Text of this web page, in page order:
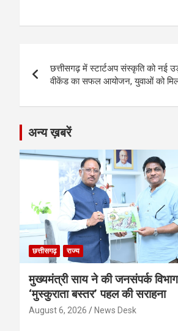
ce
o
o
k
se
g
er
at
A
p
p
e
a
m
navigation
छत्तीसगढ़ में स्टार्टअप संस्कृति को नई
वीकेंड का सफल आयोजन, युवाओं को
अन्य ख़बरें
छत्तीसगढ़ राज्य
मुख्यमंत्री साय ने की जनसंपर्क
‘मुस्कुराता बस्तर’ पहल की सराहना
August 6, 2026 News Desk